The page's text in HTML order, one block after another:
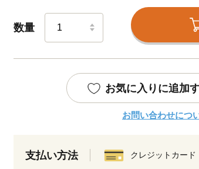
数量
お気に入りに追加
お問い合わせにつ
支払い方法 クレジットカード